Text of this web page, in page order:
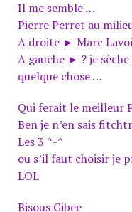
Il me semble …
Pierre Perret au
A droite ► Marc
A gauche ► ? je
quelque chose …
Qui ferait le meilleur
Ben je n’en sais
Les 3 ^-^
ou s’il faut choisir je
LOL
Bisous Gibee